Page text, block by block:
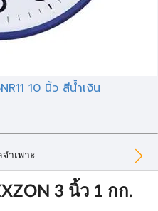
10 นิ้ว สีน้ำเงิน
ำเพาะ
3 นิ้ว 1 กก.